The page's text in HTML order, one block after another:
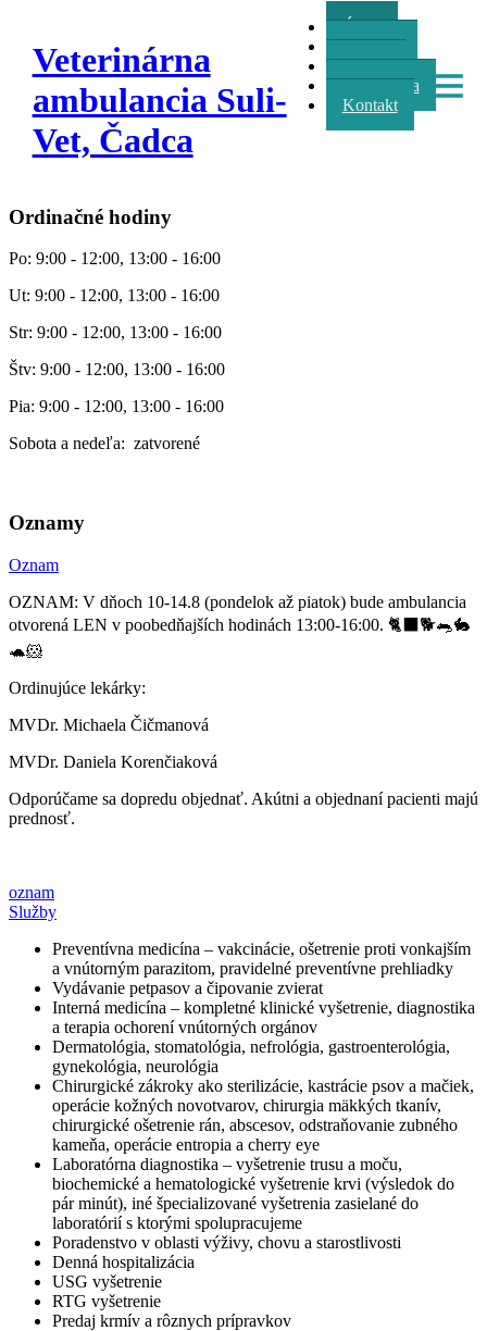
Veterinárna
ambulancia Suli-
Vet, Čadca
Úvod
Oznamy
Služby
Fotogaléria
Kontakt
Ordinačné hodiny
Po: 9:00 - 12:00, 13:00 - 16:00
Ut: 9:00 - 12:00, 13:00 - 16:00
Str: 9:00 - 12:00, 13:00 - 16:00
Štv: 9:00 - 12:00, 13:00 - 16:00
Pia: 9:00 - 12:00, 13:00 - 16:00
Sobota a nedeľa: zatvorené
Oznamy
Oznam
OZNAM: V dňoch 10-14.8 (pondelok až piatok) bude ambulancia
otvorená LEN v poobedňajších hodinách 13:00-16:00. 🐈‍⬛🐕🐀🐇
🐢🐹
Ordinujúce lekárky:
MVDr. Michaela Čičmanová
MVDr. Daniela Korenčiaková
Odporúčame sa dopredu objednať. Akútni a objednaní pacienti majú
prednosť.
oznam
Služby
Preventívna medicína – vakcinácie, ošetrenie proti vonkajším
a vnútorným parazitom, pravidelné preventívne prehliadky
Vydávanie petpasov a čipovanie zvierat
Interná medicína – kompletné klinické vyšetrenie, diagnostika
a terapia ochorení vnútorných orgánov
Dermatológia, stomatológia, nefrológia, gastroenterológia,
gynekológia, neurológia
Chirurgické zákroky ako sterilizácie, kastrácie psov a mačiek,
operácie kožných novotvarov, chirurgia mäkkých tkanív,
chirurgické ošetrenie rán, abscesov, odstraňovanie zubného
kameňa, operácie entropia a cherry eye
Laboratórna diagnostika – vyšetrenie trusu a moču,
biochemické a hematologické vyšetrenie krvi (výsledok do
pár minút), iné špecializované vyšetrenia zasielané do
laboratórií s ktorými spolupracujeme
Poradenstvo v oblasti výživy, chovu a starostlivosti
Denná hospitalizácia
USG vyšetrenie
RTG vyšetrenie
Predaj krmív a rôznych prípravkov